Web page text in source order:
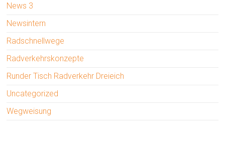
News 3
Newsintern
Radschnellwege
Radverkehrskonzepte
Runder Tisch Radverkehr Dreieich
Uncategorized
Wegweisung